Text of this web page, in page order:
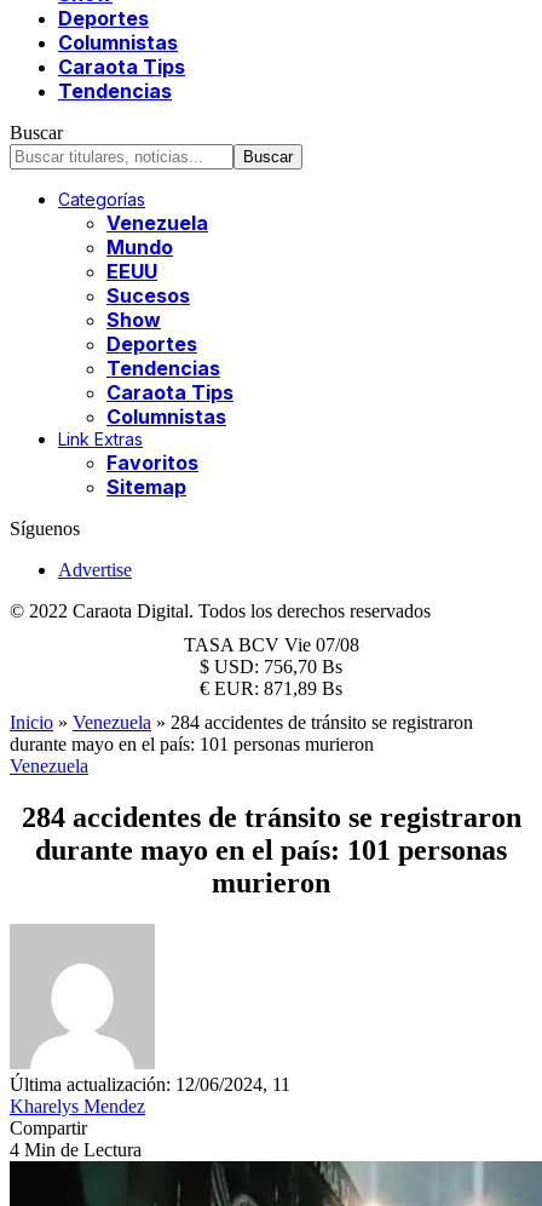
Deportes
Columnistas
Caraota Tips
Tendencias
Buscar
Categorías
Venezuela
Mundo
EEUU
Sucesos
Show
Deportes
Tendencias
Caraota Tips
Columnistas
Link Extras
Favoritos
Sitemap
Síguenos
Advertise
© 2022 Caraota Digital. Todos los derechos reservados
TASA BCV Vie 07/08
$ USD: 756,70 Bs
€ EUR: 871,89 Bs
Inicio » Venezuela » 284 accidentes de tránsito se registraron
durante mayo en el país: 101 personas murieron
Venezuela
284 accidentes de tránsito se registraron
durante mayo en el país: 101 personas
murieron
Última actualización: 12/06/2024, 11
Kharelys Mendez
Compartir
4 Min de Lectura